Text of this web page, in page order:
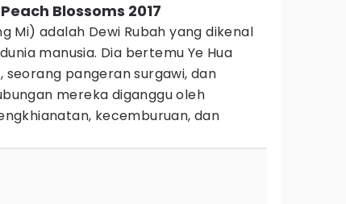
Blossoms 2017
Mi) adalah Dewi Rubah yang dikenal
manusia. Dia bertemu Ye Hua
pangeran surgawi, dan
mereka diganggu oleh
kecemburuan, dan